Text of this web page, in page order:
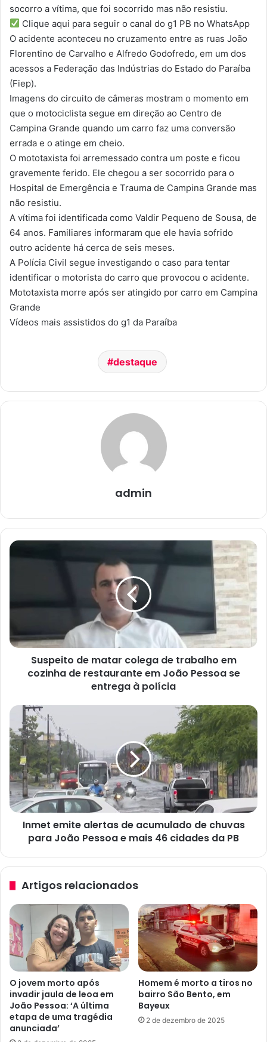
socorro a vítima, que foi socorrido mas não resistiu.
Clique aqui para seguir o canal do g1 PB no WhatsApp
O acidente aconteceu no cruzamento entre as ruas João
Florentino de Carvalho e Alfredo Godofredo, em um dos
acessos a Federação das Indústrias do Estado do Paraíba
(Fiep).
Imagens do circuito de câmeras mostram o momento em
que o motociclista segue em direção ao Centro de
Campina Grande quando um carro faz uma conversão
errada e o atinge em cheio.
O mototaxista foi arremessado contra um poste e ficou
gravemente ferido. Ele chegou a ser socorrido para o
Hospital de Emergência e Trauma de Campina Grande mas
não resistiu.
A vítima foi identificada como Valdir Pequeno de Sousa, de
64 anos. Familiares informaram que ele havia sofrido
outro acidente há cerca de seis meses.
A Polícia Civil segue investigando o caso para tentar
identificar o motorista do carro que provocou o acidente.
Mototaxista morre após ser atingido por carro em Campina
Grande
Vídeos mais assistidos do g1 da Paraíba
destaque
admin
S
i
o
d
a
c
o
e
g
a
d
a
h
o
e
m
o
z
i
n
h
Suspeito de matar colega de trabalho em
cozinha de restaurante em João Pessoa se
entrega à polícia
I
m
e
t
e
m
i
t
s
d
e
a
m
u
a
d
Inmet emite alertas de acumulado de chuvas
para João Pessoa e mais 46 cidades da PB
Artigos relacionados
O jovem morto após
invadir jaula de leoa em
João Pessoa: ‘A última
etapa de uma tragédia
anunciada’
Homem é morto a tiros no
bairro São Bento, em
Bayeux
2 de dezembro de 2025